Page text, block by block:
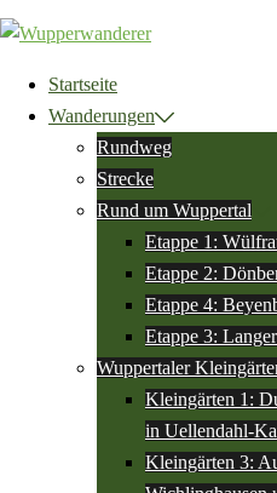
Zum
Inhalt
springenStartseite
Wanderungen
Rundweg
Strecke
Rund um Wuppertal
Etappe 1:
Etappe 2:
Etappe 4:
Etappe 3:
Wuppertaler
Kleingärten 1:
in Uellendahl-
Kleingärten 3: